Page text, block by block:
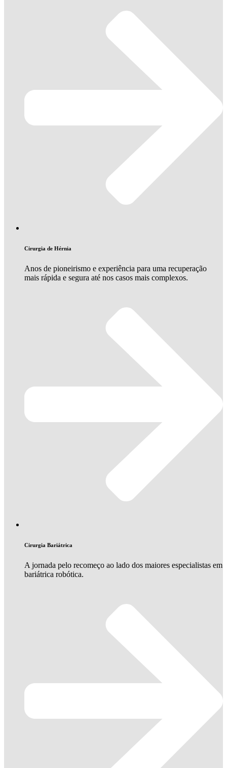
Cirurgia de Hérnia
Anos de pioneirismo e experiência para uma recuperação
mais rápida e segura até nos casos mais complexos.
Cirurgia Bariátrica
A jornada pelo recomeço ao lado dos maiores especialistas em
bariátrica robótica.